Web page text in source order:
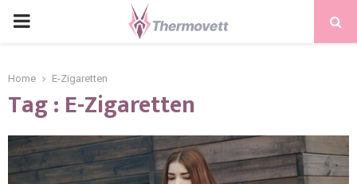
PRIMARY
Home E-Zigaretten
Tag : E-Zigaretten